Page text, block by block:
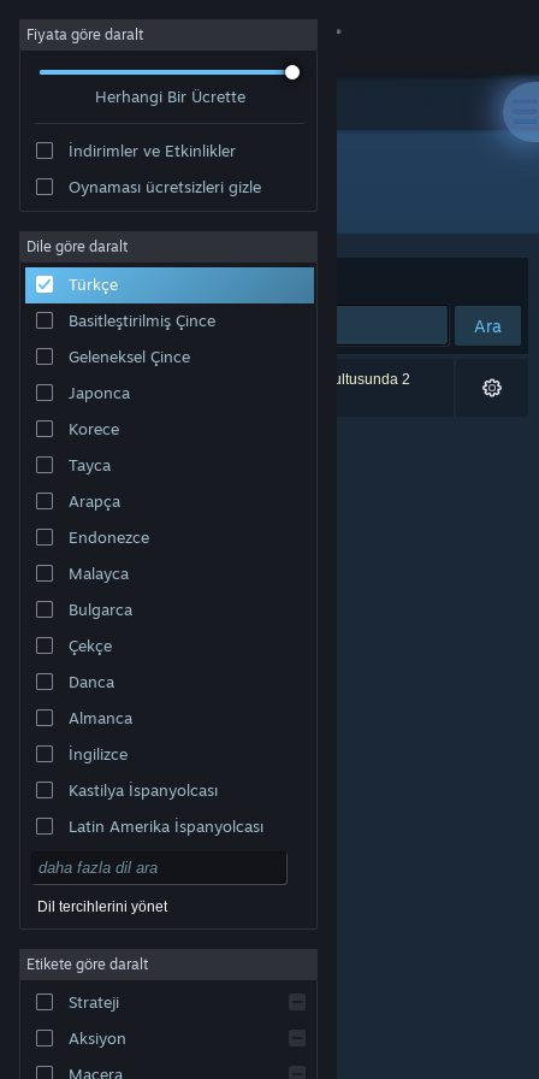
Giriş yap
Hakkında
Destek
Dili değiştir
Steam mobil uygulamasını yükle
Masaüstü internet sitesini görüntüle
markalar, ABD ve diğer ülkelerde ilgili sahiplerinin
Erişilebilirlik |
Çerezler
Fiyata göre daralt
Herhangi Bir Ücrette
İndirimler ve Etkinlikler
Oynaması ücretsizleri gizle
Dile göre daralt
Türkçe
Basitleştirilmiş Çince
Geleneksel Çince
Japonca
Korece
Tayca
Arapça
Endonezce
Malayca
Bulgarca
Çekçe
Danca
Almanca
İngilizce
Kastilya İspanyolcası
Latin Amerika İspanyolcası
Dil tercihlerini yönet
Etikete göre daralt
Strateji
Aksiyon
Macera
Geliştirici: Nysko Games Ltd.
Sırala Uygunluk
Ara
0 sonuç aramanızla eşleşiyor. Tercihleriniz doğrultusunda 2
ürün dâhil edilmedi.